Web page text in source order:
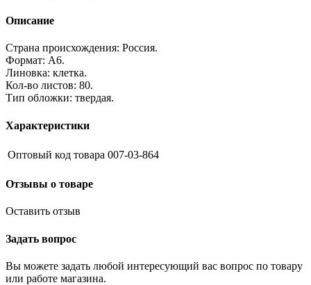
Описание
Страна происхождения: Россия.
Формат: А6.
Линовка: клетка.
Кол-во листов: 80.
Тип обложки: твердая.
Характеристики
Оптовый код товара 007-03-864
Отзывы о товаре
Оставить отзыв
Задать вопрос
Вы можете задать любой интересующий вас вопрос по товару
или работе магазина.